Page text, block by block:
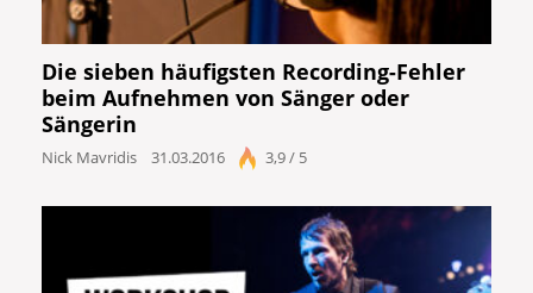
Die sieben häufigsten Recording-Fehler
beim Aufnehmen von Sänger oder
Sängerin
Nick Mavridis 31.03.2016 3,9 / 5